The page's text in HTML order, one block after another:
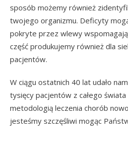
sposób możemy również
twojego organizmu. Deficyty
pokryte przez wlewy
część produkujemy również dla
pacjentów.
W ciągu ostatnich 40 lat udało
tysięcy pacjentów z całego
metodologią leczenia chorób
jesteśmy szczęśliwi mogąc